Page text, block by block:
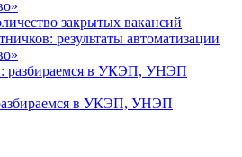
закрытых вакансий
результаты автоматизации
в УКЭП, УНЭП